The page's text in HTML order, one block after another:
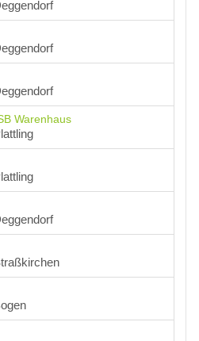
Warenhaus